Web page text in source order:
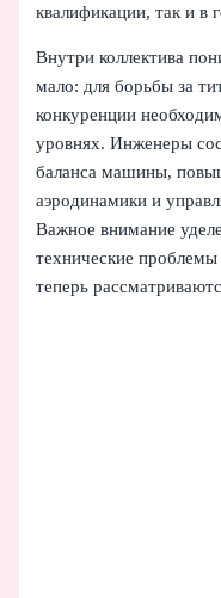
квалификации, так и в
Внутри коллектива
мало: для борьбы за
конкуренции
уровнях. Инженеры
баланса машины,
аэродинамики и
Важное внимание
технические
теперь